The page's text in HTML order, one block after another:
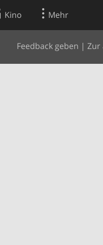
Kino Mehr
Feedback geben | Zur
Websuche